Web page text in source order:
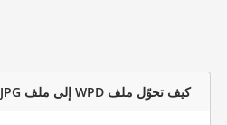
كيف تحوّل ملف WPD إلى ملف JPG؟